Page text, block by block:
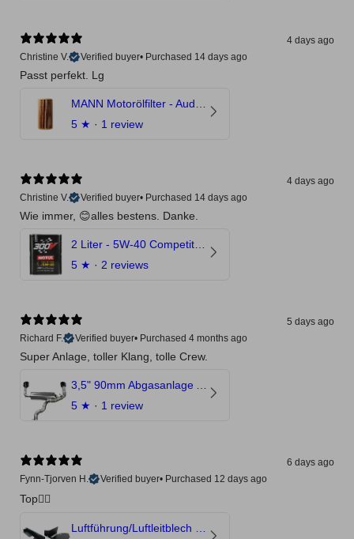
4 days ago
Christine V.
Verified buyer• Purchased 14 days ago
Passt perfekt. Lg
5 ★ · 1 review
4 days ago
Christine V.
Verified buyer• Purchased 14 days ago
Wie immer, 😊alles bestens. Danke.
5 ★ · 2 reviews
5 days ago
Richard F.
Verified buyer• Purchased 4 months ago
Super Anlage, toller Klang, tolle Crew.
5 ★ · 1 review
6 days ago
Fynn-Tjorven H.
Verified buyer• Purchased 12 days ago
Top👍🏼